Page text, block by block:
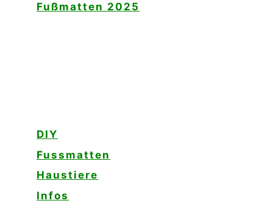
Fußmatten 2025
DIY
Fussmatten
Haustiere
Infos